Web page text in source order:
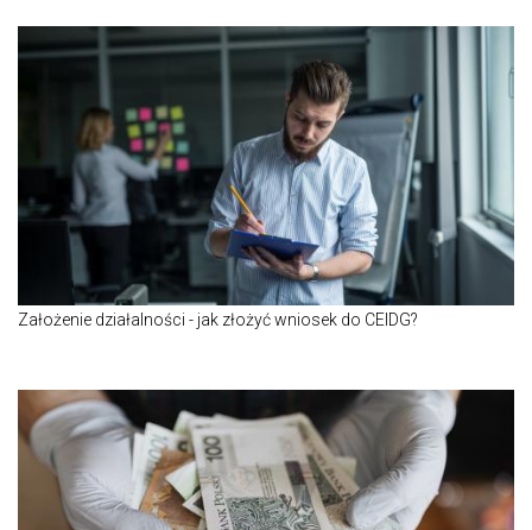
Założenie działalności - jak złożyć wniosek do CEIDG?